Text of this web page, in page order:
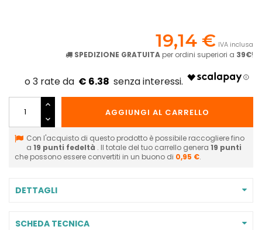
19,14 € IVA inclusa
SPEDIZIONE GRATUITA per ordini superiori a 39€!
€ 6.38
AGGIUNGI AL CARRELLO
Con l'acquisto di questo prodotto è possibile raccogliere fino
a 19 punti fedeltà . Il totale del tuo carrello genera 19 punti
che possono essere convertiti in un buono di 0,95 €.
DETTAGLI
SCHEDA TECNICA